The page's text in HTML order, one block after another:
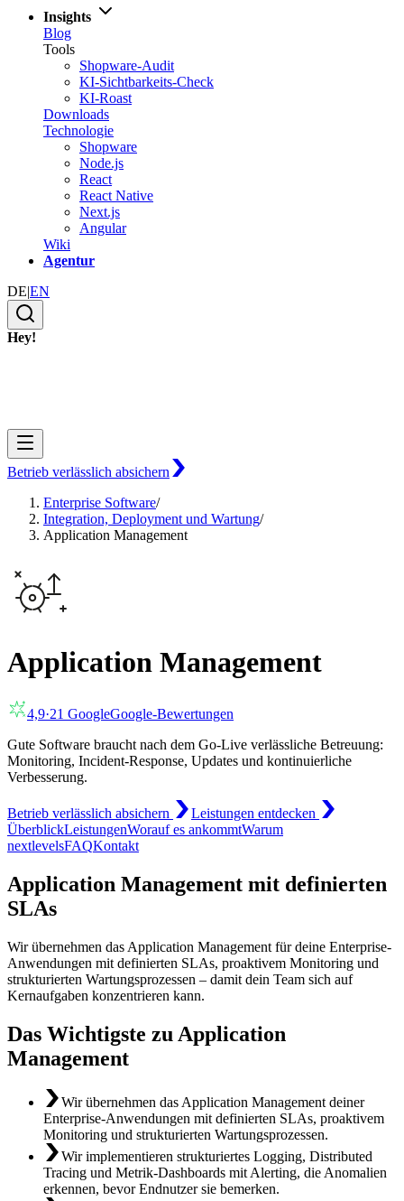
Insights
Blog
Tools
Shopware-Audit
KI-Sichtbarkeits-Check
KI-Roast
Downloads
Technologie
Shopware
Node.js
React
React Native
Next.js
Angular
Wiki
Agentur
DE|EN
Hey!
Betrieb verlässlich absichern
Enterprise Software/
Integration, Deployment und Wartung/
Application Management
Application Management
4,9·21 GoogleGoogle-Bewertungen
Gute Software braucht nach dem Go-Live verlässliche Betreuung:
Monitoring, Incident-Response, Updates und kontinuierliche
Verbesserung.
Betrieb verlässlich absichern
Leistungen entdecken
ÜberblickLeistungenWorauf es ankommtWarum
nextlevelsFAQKontakt
Application Management mit definierten
SLAs
Wir übernehmen das Application Management für deine Enterprise-
Anwendungen mit definierten SLAs, proaktivem Monitoring und
strukturierten Wartungsprozessen – damit dein Team sich auf
Kernaufgaben konzentrieren kann.
Das Wichtigste zu Application
Management
Wir übernehmen das Application Management deiner
Enterprise-Anwendungen mit definierten SLAs, proaktivem
Monitoring und strukturierten Wartungsprozessen.
Wir implementieren strukturiertes Logging, Distributed
Tracing und Metrik-Dashboards mit Alerting, die Anomalien
erkennen, bevor Endnutzer sie bemerken.